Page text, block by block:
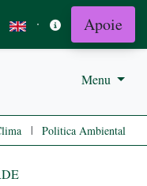
· Apoie
Menu
| Politica Ambiental